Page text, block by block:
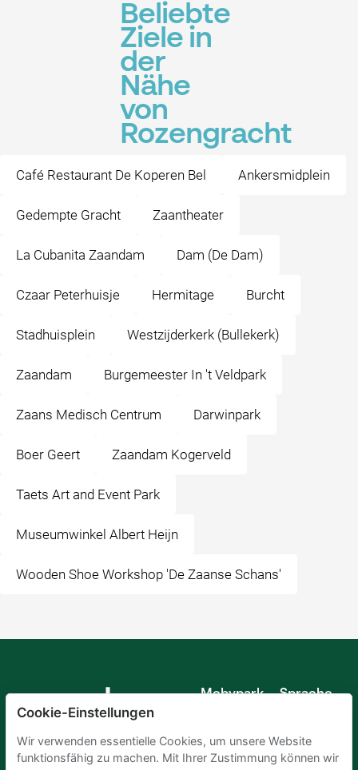
Beliebte
Ziele in
der
Nähe
von
Rozengracht
Café Restaurant De Koperen Bel Ankersmidplein
Gedempte Gracht Zaantheater
La Cubanita Zaandam Dam (De Dam)
Czaar Peterhuisje Hermitage Burcht
Stadhuisplein Westzijderkerk (Bullekerk)
Zaandam Burgemeester In 't Veldpark
Zaans Medisch Centrum Darwinpark
Boer Geert Zaandam Kogerveld
Taets Art and Event Park
Museumwinkel Albert Heijn
Wooden Shoe Workshop 'De Zaanse Schans'
Mobypark
Sprache
Spanisch
Französisch
Cookie-Einstellungen
Wir verwenden essentielle Cookies, um unsere Website
funktionsfähig zu machen. Mit Ihrer Zustimmung können wir